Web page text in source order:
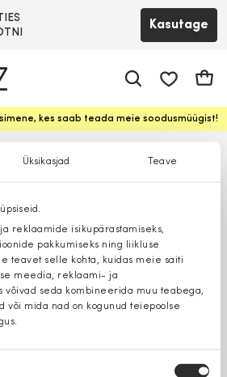
Üksikasjad Teave
reklaamide isikupärastamiseks,
pakkumiseks ning liikluse
teavet selle kohta, kuidas meie saiti
meedia, reklaami- ja
seda kombineerida muu teabega,
või mida nad on kogunud teiepoolse
Kasutage
kes saab teada meie soodusmüügist!